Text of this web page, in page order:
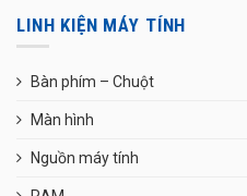
LINH KIỆN MÁY TÍNH
Bàn phím – Chuột
Màn hình
Nguồn máy tính